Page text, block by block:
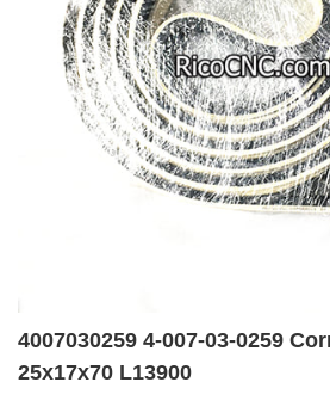
4007030259 4-007-03-0259
25x17x70 L13900